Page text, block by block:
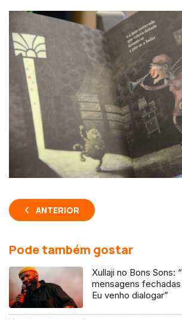
ANTERIOR
Pode também gostar
Xullaji no Bons Sons:
mensagens
Eu venho dialogar”